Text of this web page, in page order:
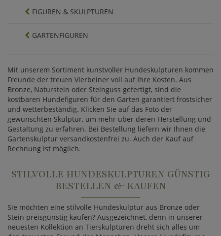
FIGUREN & SKULPTUREN
GARTENFIGUREN
Mit unserem Sortiment kunstvoller Hundeskulpturen kommen
Freunde der treuen Vierbeiner voll auf Ihre Kosten. Aus
Bronze, Naturstein oder Steinguss gefertigt, sind die
kostbaren Hundefiguren für den Garten garantiert frostsicher
und wetterbeständig. Klicken Sie auf das Foto der
gewünschten Skulptur, um mehr über deren Herstellung und
Gestaltung zu erfahren. Bei Bestellung liefern wir Ihnen die
Gartenskulptur versandkostenfrei zu. Auch der Kauf auf
Rechnung ist möglich.
STILVOLLE HUNDESKULPTUREN GÜNSTIG
BESTELLEN & KAUFEN
Sie möchten eine stilvolle Hundeskulptur aus Bronze oder
Stein preisgünstig kaufen? Ausgezeichnet, denn in unserer
neuesten Kollektion an Tierskulpturen dreht sich alles um